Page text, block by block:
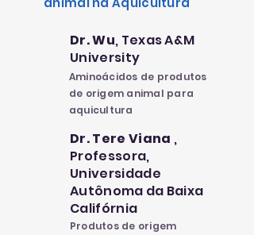
Dr. Wu, Texas A&M
University
Aminoácidos de produtos
de origem animal para
aquicultura
Dr. Tere Viana ,
Professora,
Universidade
Autônoma da Baixa
Califórnia
Produtos de origem